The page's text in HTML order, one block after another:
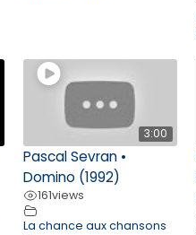
3:00
Pascal Sevran •
Domino (1992)
161views
La chance aux chansons